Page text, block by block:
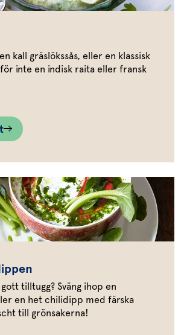
kall gräslökssås, eller en klassisk
inte en indisk raita eller fransk
tilltugg? Sväng ihop en
en het chilidipp med färska
till grönsakerna!